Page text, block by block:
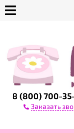
магазине
Доставка
8 (800) 700-
Заказать